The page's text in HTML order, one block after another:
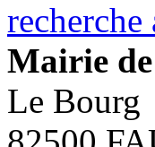
recherche
Mairie
Le Bourg